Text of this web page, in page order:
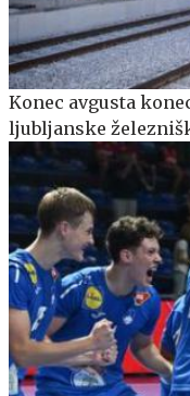
Konec avgusta
ljubljanske